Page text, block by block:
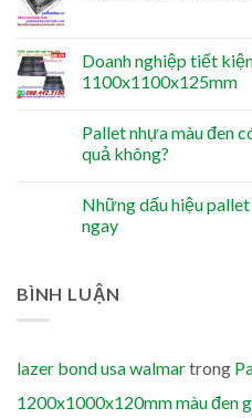
Doanh nghiệp tiết
1100x1100x125mm
Pallet nhựa màu đen
quả không?
Những dấu hiệu
ngay
BÌNH LUẬN
lazer bond usa walmartrong
1200x1000x120mm màu đen